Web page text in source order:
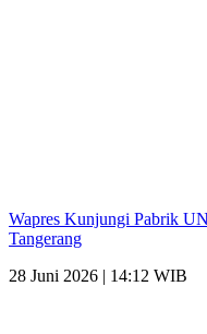
Wapres Kunjungi Pabrik
Tangerang
28 Juni 2026 | 14:12 WIB